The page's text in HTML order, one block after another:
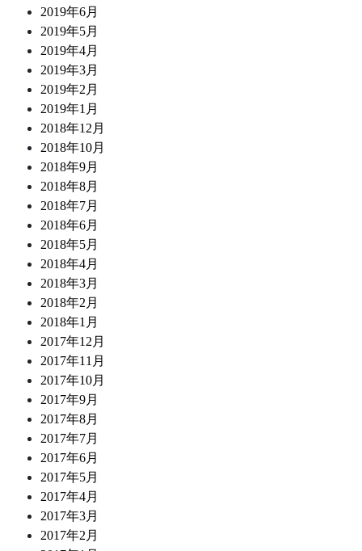
2019年6月
2019年5月
2019年4月
2019年3月
2019年2月
2019年1月
2018年12月
2018年10月
2018年9月
2018年8月
2018年7月
2018年6月
2018年5月
2018年4月
2018年3月
2018年2月
2018年1月
2017年12月
2017年11月
2017年10月
2017年9月
2017年8月
2017年7月
2017年6月
2017年5月
2017年4月
2017年3月
2017年2月